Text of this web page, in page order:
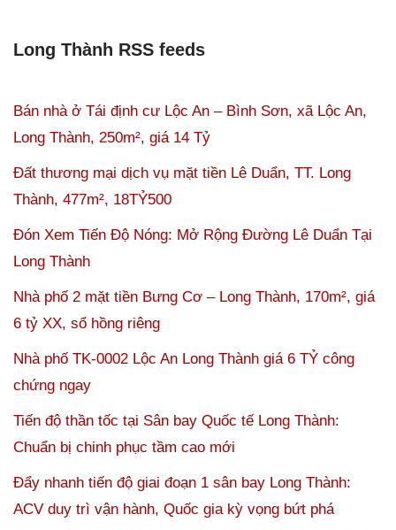
Long Thành RSS feeds
Bán nhà ở Tái định cư Lộc An – Bình Sơn, xã Lộc An,
Long Thành, 250m², giá 14 Tỷ
Đất thương mại dịch vụ mặt tiền Lê Duẩn, TT. Long
Thành, 477m², 18TỶ500
Đón Xem Tiến Độ Nóng: Mở Rộng Đường Lê Duẩn Tại
Long Thành
Nhà phố 2 mặt tiền Bưng Cơ – Long Thành, 170m², giá
6 tỷ XX, sổ hồng riêng
Nhà phố TK-0002 Lộc An Long Thành giá 6 TỶ công
chứng ngay
Tiến độ thần tốc tại Sân bay Quốc tế Long Thành:
Chuẩn bị chinh phục tầm cao mới
Đẩy nhanh tiến độ giai đoạn 1 sân bay Long Thành:
ACV duy trì vận hành, Quốc gia kỳ vọng bứt phá